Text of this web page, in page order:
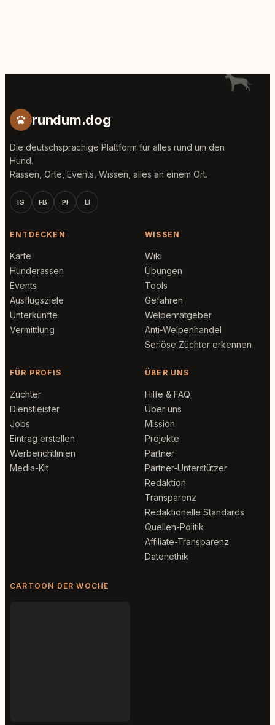
rundum.dog
Die deutschsprachige Plattform für alles rund um den
Hund.
Rassen, Orte, Events, Wissen, alles an einem Ort.
IG FB PI LI
ENTDECKEN
Karte
Hunderassen
Events
Ausflugsziele
Unterkünfte
Vermittlung
WISSEN
Wiki
Übungen
Tools
Gefahren
Welpenratgeber
Anti-Welpenhandel
Seriöse Züchter erkennen
FÜR PROFIS
Züchter
Dienstleister
Jobs
Eintrag erstellen
Werberichtlinien
Media-Kit
ÜBER UNS
Hilfe & FAQ
Über uns
Mission
Projekte
Partner
Partner-Unterstützer
Redaktion
Transparenz
Redaktionelle Standards
Quellen-Politik
Affiliate-Transparenz
Datenethik
CARTOON DER WOCHE